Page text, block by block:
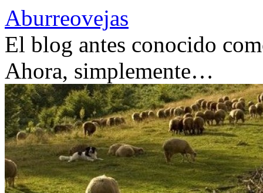
Saltar
al
contenido
Aburreovejas
El blog antes conocido
Ahora, simplemente…